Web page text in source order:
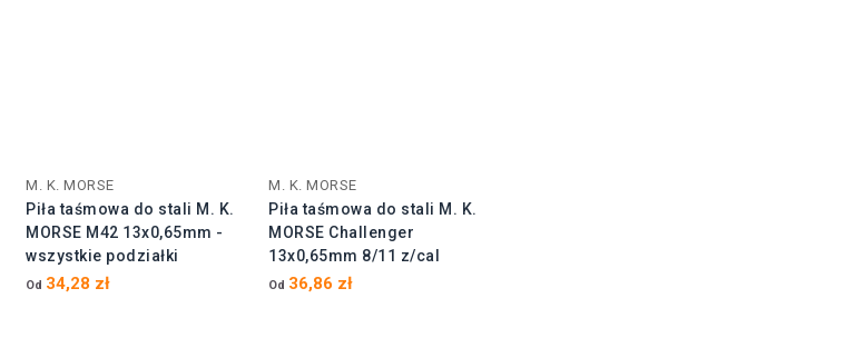
M. K. MORSE
Piła taśmowa do stali M. K.
MORSE M42 13x0,65mm -
wszystkie podziałki
Od 34,28 zł
M. K. MORSE
Piła taśmowa do stali M. K.
MORSE Challenger
13x0,65mm 8/11 z/cal
Od 36,86 zł